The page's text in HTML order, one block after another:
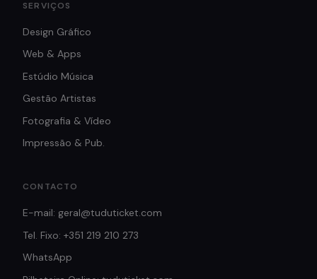
SERVIÇOS
Design Gráfico
Web & Apps
Estúdio Música
Gestão Artistas
Fotografia & Vídeo
Impressão & Pub.
CONTACTO
E-mail: geral@tuduticket.com
Tel. Fixo: +351 219 210 273
WhatsApp